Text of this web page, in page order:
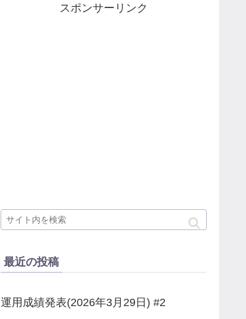
スポンサーリンク
最近の投稿
運用成績発表(2026年3月29日) #2